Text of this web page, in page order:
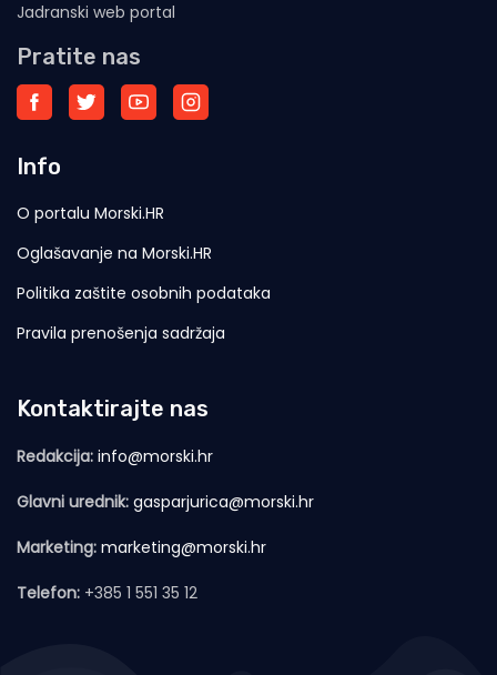
Jadranski web portal
Pratite nas
Info
O portalu Morski.HR
Oglašavanje na Morski.HR
Politika zaštite osobnih podataka
Pravila prenošenja sadržaja
Kontaktirajte nas
Redakcija: info@morski.hr
Glavni urednik: gasparjurica@morski.hr
Marketing: marketing@morski.hr
Telefon: +385 1 551 35 12